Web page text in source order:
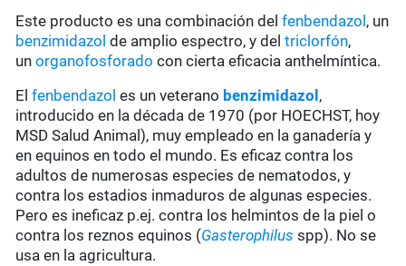
Este producto es una combinación delfenbendazol , un
benzimidazol de amplio espectro, y deltriclorfón,
unorganofosforado con cierta eficacia anthelmíntica.
Elfenbendazol es un veterano benzimidazol ,
introducido en la década de 1970 (por HOECHST, hoy
MSD Salud Animal), muy empleado en la ganadería y
en equinos en todo el mundo. Es eficaz contra los
adultos de numerosas especies de nematodos, y
contra los estadios inmaduros de algunas especies.
Pero es ineficaz p.ej. contra los helmintos de la piel o
contra los reznos equinos (Gasterophilus spp). No se
usa en la agricultura.